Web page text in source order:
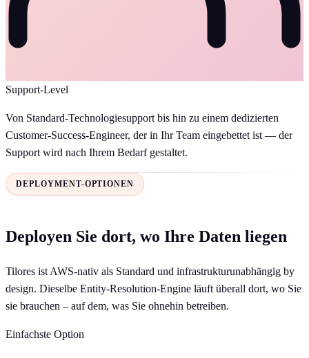
Support-Level
Von Standard-Technologiesupport bis hin zu einem dedizierten
Customer-Success-Engineer, der in Ihr Team eingebettet ist — der
Support wird nach Ihrem Bedarf gestaltet.
DEPLOYMENT-OPTIONEN
Deployen Sie dort, wo Ihre Daten liegen
Tilores ist AWS-nativ als Standard und infrastrukturunabhängig by
design. Dieselbe Entity-Resolution-Engine läuft überall dort, wo Sie
sie brauchen – auf dem, was Sie ohnehin betreiben.
Einfachste Option